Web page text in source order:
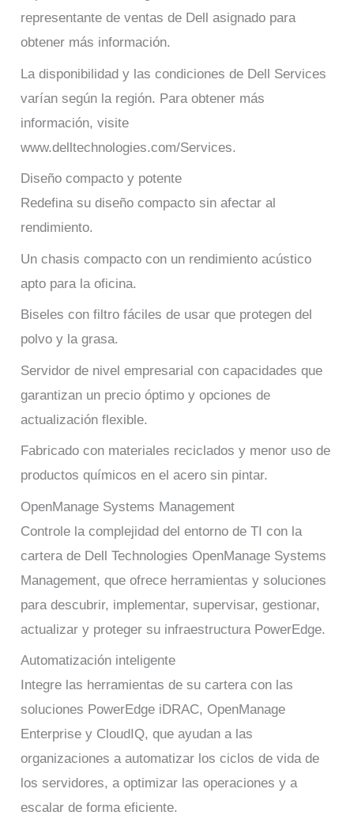
representante de ventas de Dell asignado para
obtener más información.
La disponibilidad y las condiciones de Dell Services
varían según la región. Para obtener más
información, visite
www.delltechnologies.com/Services.
Diseño compacto y potente
Redefina su diseño compacto sin afectar al
rendimiento.
Un chasis compacto con un rendimiento acústico
apto para la oficina.
Biseles con filtro fáciles de usar que protegen del
polvo y la grasa.
Servidor de nivel empresarial con capacidades que
garantizan un precio óptimo y opciones de
actualización flexible.
Fabricado con materiales reciclados y menor uso de
productos químicos en el acero sin pintar.
OpenManage Systems Management
Controle la complejidad del entorno de TI con la
cartera de Dell Technologies OpenManage Systems
Management, que ofrece herramientas y soluciones
para descubrir, implementar, supervisar, gestionar,
actualizar y proteger su infraestructura PowerEdge.
Automatización inteligente
Integre las herramientas de su cartera con las
soluciones PowerEdge iDRAC, OpenManage
Enterprise y CloudIQ, que ayudan a las
organizaciones a automatizar los ciclos de vida de
los servidores, a optimizar las operaciones y a
escalar de forma eficiente.